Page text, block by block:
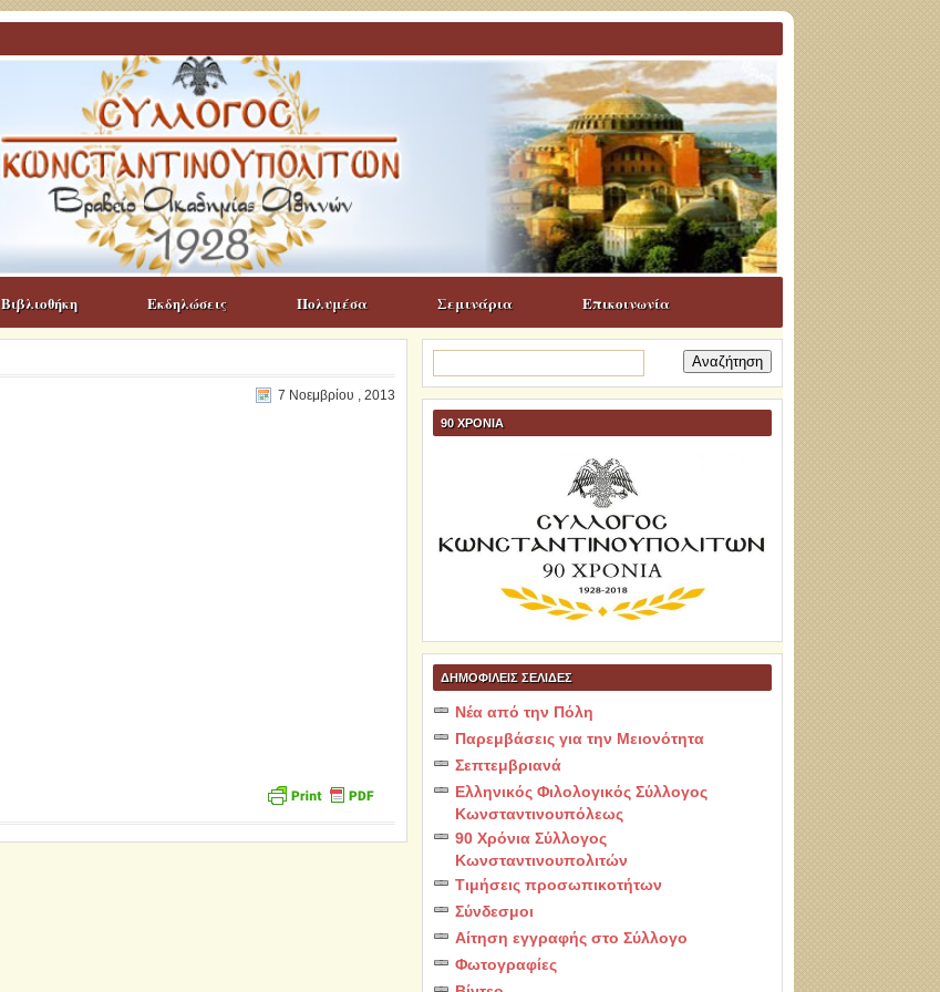
Βιβλιοθήκη Εκδηλώσεις Πολυμέσα Σεμινάρια Επικοινωνία
7 Νοεμβρίου , 2013
για:
90 ΧΡΟΝΙΑ
ΔΗΜΟΦΙΛΕΙΣ ΣΕΛΙΔΕΣ
Νέα από την Πόλη
Παρεμβάσεις για την Μειονότητα
Σεπτεμβριανά
Ελληνικός Φιλολογικός Σύλλογος
Κωνσταντινουπόλεως
90 Χρόνια Σύλλογος
Κωνσταντινουπολιτών
Τιμήσεις προσωπικοτήτων
Σύνδεσμοι
Αίτηση εγγραφής στο Σύλλογο
Φωτογραφίες